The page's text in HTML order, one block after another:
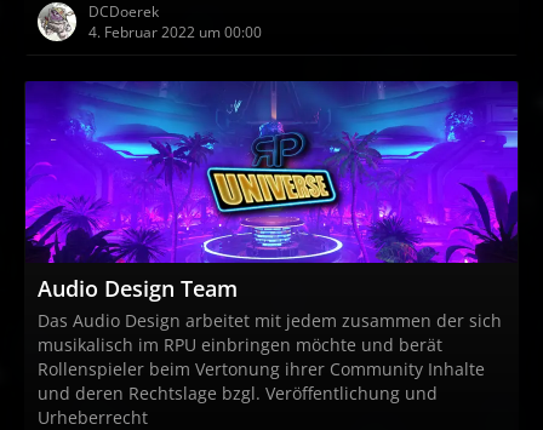
DCDoerek
4. Februar 2022 um 00:00
Audio Design Team
Das Audio Design arbeitet mit jedem zusammen der sich
musikalisch im RPU einbringen möchte und berät
Rollenspieler beim Vertonung ihrer Community Inhalte
und deren Rechtslage bzgl. Veröffentlichung und
Urheberrecht